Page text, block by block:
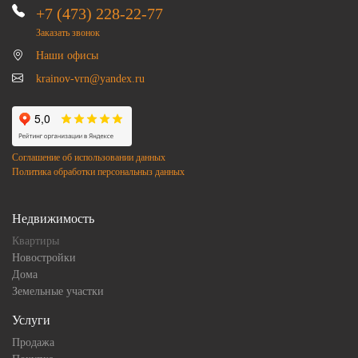
+7 (473) 228-22-77
Заказать звонок
Наши офисы
krainov-vrn@yandex.ru
Соглашение об использовании данных
Политика обработки персональныз данных
Недвижимость
Квартиры
Новостройки
Дома
Земельные участки
Услуги
Продажа